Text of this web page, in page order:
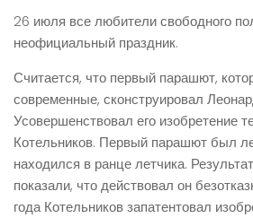
26 июля все любители свободного
неофициальный праздник.
Считается, что первый парашют,
современные, сконструировал
Усовершенствовал его изобретение
Котельников. Первый парашют был
находился в ранце летчика.
показали, что действовал он
года Котельников запатентовал